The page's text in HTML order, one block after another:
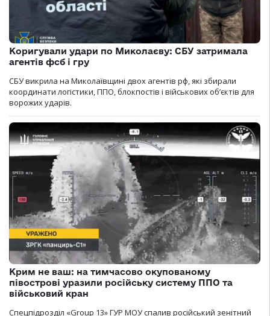
Коригували удари по Миколаєву: СБУ затримала
агентів фсб і гру
СБУ викрила на Миколаївщині двох агентів рф, які збирали
координати логістики, ППО, блокпостів і військових об’єктів для
ворожих ударів.
Крим не ваш: на тимчасово окупованому
півострові уразили російську систему ППО та
військовий кран
Спецпідрозділ «Group 13» ГУР МОУ спалив російський зенітний